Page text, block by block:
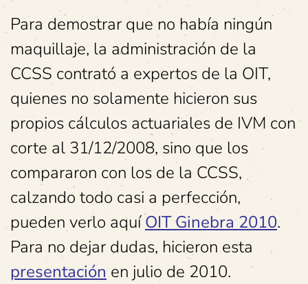
Para demostrar que no había ningún
maquillaje, la administración de la
CCSS contrató a expertos de la OIT,
quienes no solamente hicieron sus
propios cálculos actuariales de IVM con
corte al 31/12/2008, sino que los
compararon con los de la CCSS,
calzando todo casi a perfección,
pueden verlo aquíOIT Ginebra 2010.
Para no dejar dudas, hicieron esta
presentación en julio de 2010.